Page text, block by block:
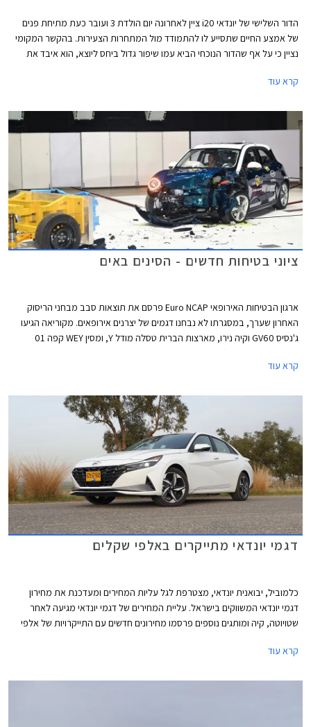
הדור השלישי של יונדאי i20 ציין לאחרונה יום הולדת 3 ועובר כעת מתיחת פנים
של אמצע החיים שתסייע לו להתמודד מול המתחרות הצעירות. בהקשר המקומי
נציין כי על אף שהדור הנוכחי הביא עמו שיפור גדול ביחס ליוצא, הוא איבד את
מהמתחרות.
קרא עוד
ציוני בטיחות חדשים - הסינים באים
ארגון הבטיחות האירופאי Euro NCAP פרסם את תוצאות סבב מבחני הריסוק
האחרון שערך, במסגרתו לא נבחנו דגמים של יצרנים אירופאים. מקוריאה הגיעו
ג'נסיס GV60 וקיה נירו, מארצות הברית טסלה מודל Y, ומסין WEY קפה 01
(מוכר גם בשם מוקה) ואורה פאנקי קאט - שניהם דגמים למותגים מבית גרייט וול.
כל הדגמים זכו בציון מרבי של 5 כוכבים.
קרא עוד
דגמי יונדאי מתייקרים באלפי שקלים
כלמוביל, יבואנית יונדאי, מצטרפת לגל עליות המחירים ומעדכנת את מחירון
דגמי יונדאי המשווקים בישראל. עליית המחירים של דגמי יונדאי מגיעה לאחר
שטויוטה, קיה ומותגים נוספים פרסמו מחירונים חדשים עם התייקרויות של אלפי
קרא עוד